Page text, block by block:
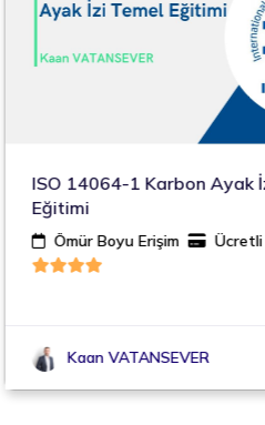
ISO 14064-1 Karbon Ayak
Eğitimi
Ömür Boyu Erişim Ücretli
Kaan VATANSEVER